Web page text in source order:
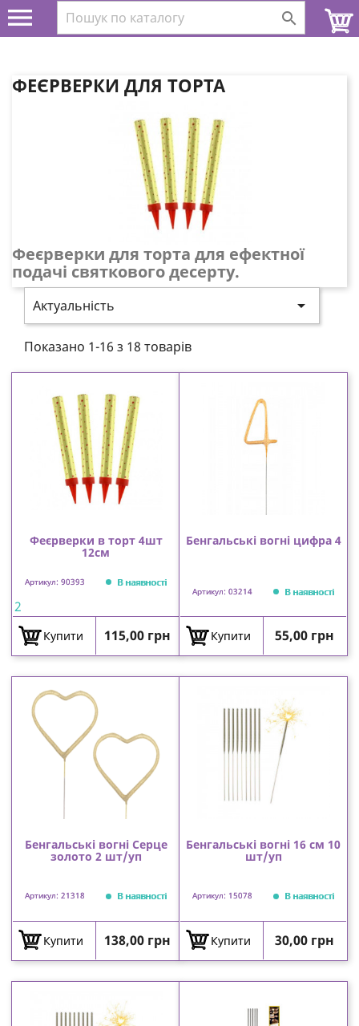
 
ФЕЄРВЕРКИ ДЛЯ ТОРТА
Феєрверки для торта для ефектної
подачі святкового десерту.
Актуальність 
Показано 1-16 з 18 товарів
Феєрверки в торт 4шт
12см
Артикул: 90393 В наявності
2
Купити Ціна
115,00 грн
Бенгальські вогні цифра 4
Артикул: 03214 В наявності
Купити Ціна
55,00 грн
Бенгальські вогні Серце
золото 2 шт/уп
Артикул: 21318 В наявності
Купити Ціна
138,00 грн
Бенгальські вогні 16 см 10
шт/уп
Артикул: 15078 В наявності
Купити Ціна
30,00 грн